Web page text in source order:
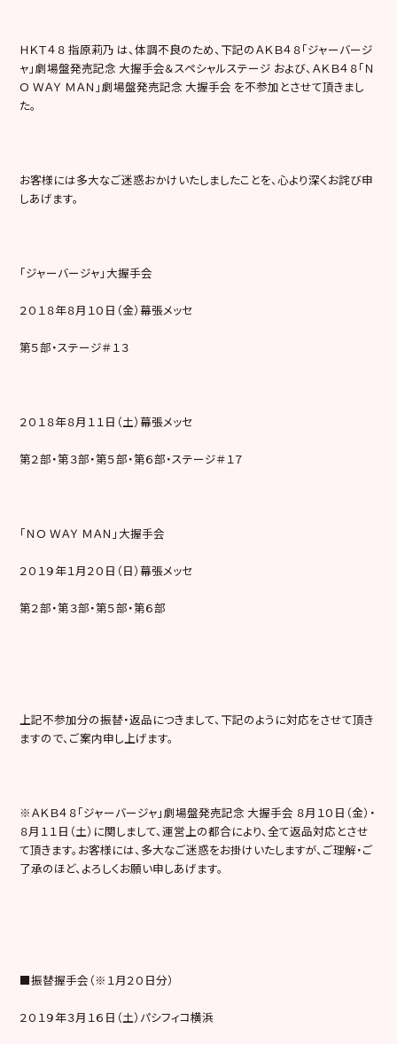
ＨＫＴ４８ 指原莉乃 は、体調不良のため、下記のＡＫＢ４８「ジャーバージ
ャ」劇場盤発売記念 大握手会＆スペシャルステージ および、ＡＫＢ４８「Ｎ
Ｏ ＷＡＹ ＭＡＮ」劇場盤発売記念 大握手会 を不参加とさせて頂きまし
た。
お客様には多大なご迷惑おかけいたしましたことを、心より深くお詫び申
しあげます。
「ジャーバージャ」大握手会
２０１８年８月１０日（金）幕張メッセ
第５部・ステージ＃１３
２０１８年８月１１日（土）幕張メッセ
第２部・第３部・第５部・第６部・ステージ＃１７
「ＮＯ ＷＡＹ ＭＡＮ」大握手会
２０１９年１月２０日（日）幕張メッセ
第２部・第３部・第５部・第６部
上記不参加分の振替・返品につきまして、下記のように対応をさせて頂き
ますので、ご案内申し上げます。
※ＡＫＢ４８「ジャーバージャ」劇場盤発売記念 大握手会 ８月１０日（金）・
８月１１日（土）に関しまして、運営上の都合により、全て返品対応とさせ
て頂きます。お客様には、多大なご迷惑をお掛けいたしますが、ご理解・ご
了承のほど、よろしくお願い申しあげます。
■振替握手会（※１月２０日分）
２０１９年３月１６日（土）パシフィコ横浜